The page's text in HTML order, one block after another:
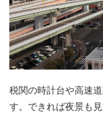
税関の時計台や高速
す。できれば夜景も見